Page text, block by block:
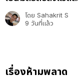
โดย Sahakrit S
9 วันที่แล้ว
เรื่องห้ามพลาด